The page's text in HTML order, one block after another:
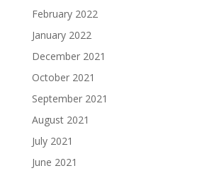
February 2022
January 2022
December 2021
October 2021
September 2021
August 2021
July 2021
June 2021